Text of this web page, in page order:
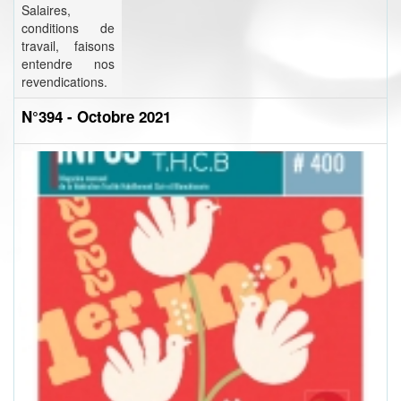
Salaires,
conditions de
travail, faisons
entendre nos
revendications.
N°394 - Octobre 2021